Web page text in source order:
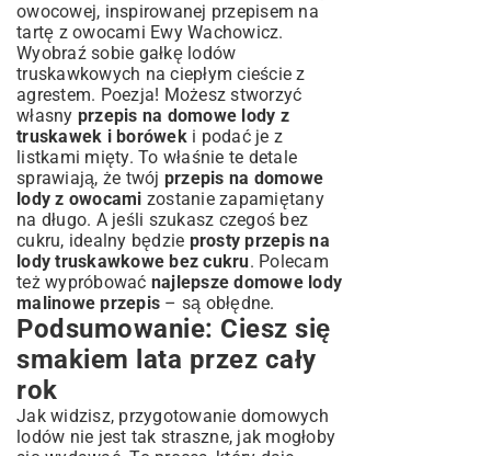
owocowej, inspirowanej przepisem na
tartę z owocami Ewy Wachowicz.
Wyobraź sobie gałkę lodów
truskawkowych na ciepłymcieście z
agrestem. Poezja! Możesz stworzyć
własny przepis na domowe lody z
truskawek i boróweki podać je z
listkami mięty. To właśnie te detale
sprawiają, że twój przepis na domowe
lody z owocami zostanie zapamiętany
na długo. A jeśli szukasz czegoś bez
cukru, idealny będzie prosty przepis na
lody truskawkowe bez cukru. Polecam
też wypróbować najlepsze domowe lody
malinowe przepis – są obłędne.
Podsumowanie: Ciesz się
smakiem lata przez cały
rok
Jak widzisz, przygotowanie domowych
lodów nie jest tak straszne, jak mogłoby